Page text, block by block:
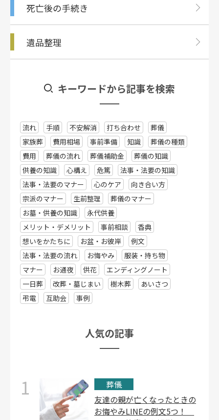
死亡後の⼿続き
遺品整理
キーワードから記事を検索
流れ 手順 不安解消 打ち合わせ
葬儀
家族葬
費用相場 事前準備 知識
葬儀の種類
費用
葬儀の流れ 葬儀補助金
葬儀の知識
供養の知識
心構え 危篤
法事・法要の知識
法事・法要のマナー
心のケア
向き合い方
宗派のマナー
生前整理
葬儀のマナー
お墓・供養の知識
永代供養
メリット・デメリット
事前相談
香典
想いをかたちに
お盆・お彼岸
例文
法事・法要の流れ
お悔やみ
服装・持ち物
マナー
お通夜 供花
エンディングノート
一日葬
改葬・墓じまい 樹木葬
あいさつ
弔電
互助会 事例
⼈気の記事
1
葬儀
友達の親が亡くなったときの
お悔やみLINEの例文5つ！